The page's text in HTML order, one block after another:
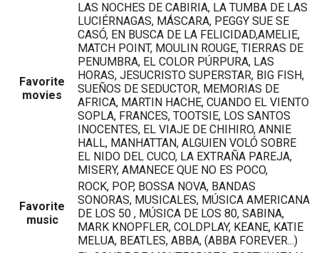
Favorite
movies
LAS NOCHES DE CABIRIA, LA TUMBA DE LAS
LUCIÉRNAGAS, MÁSCARA, PEGGY SUE SE
CASÓ, EN BUSCA DE LA FELICIDAD,AMELIE,
MATCH POINT, MOULIN ROUGE, TIERRAS DE
PENUMBRA, EL COLOR PÚRPURA, LAS
HORAS, JESUCRISTO SUPERSTAR, BIG FISH,
SUEÑOS DE SEDUCTOR, MEMORIAS DE
AFRICA, MARTIN HACHE, CUANDO EL VIENTO
SOPLA, FRANCES, TOOTSIE, LOS SANTOS
INOCENTES, EL VIAJE DE CHIHIRO, ANNIE
HALL, MANHATTAN, ALGUIEN VOLÓ SOBRE
EL NIDO DEL CUCO, LA EXTRAÑA PAREJA,
MISERY, AMANECE QUE NO ES POCO,
Favorite
music
ROCK, POP, BOSSA NOVA, BANDAS
SONORAS, MUSICALES, MÚSICA AMERICANA
DE LOS 50 , MÚSICA DE LOS 80, SABINA,
MARK KNOPFLER, COLDPLAY, KEANE, KATIE
MELUA, BEATLES, ABBA, (ABBA FOREVER...)